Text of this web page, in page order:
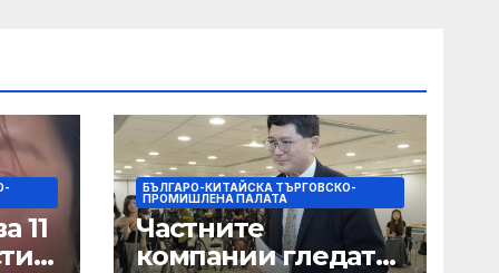
11
БЪЛГАРО-КИТАЙСКА ТЪРГОВСКО-
ПРОМИШЛЕНА ПАЛАТА
Частните
компании гледат